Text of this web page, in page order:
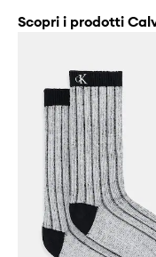
Scopri i prodotti